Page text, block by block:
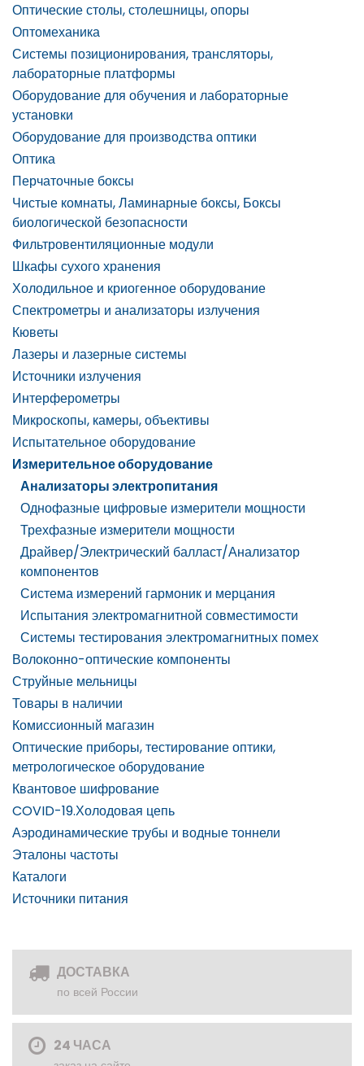
Оптические столы, столешницы, опоры
Оптомеханика
Системы позиционирования, трансляторы,
лабораторные платформы
Оборудование для обучения и лабораторные
установки
Оборудование для производства оптики
Оптика
Перчаточные боксы
Чистые комнаты, Ламинарные боксы, Боксы
биологической безопасности
Фильтровентиляционные модули
Шкафы сухого хранения
Холодильное и криогенное оборудование
Спектрометры и анализаторы излучения
Кюветы
Лазеры и лазерные системы
Источники излучения
Интерферометры
Микроскопы, камеры, объективы
Испытательное оборудование
Измерительное оборудование
Анализаторы электропитания
Однофазные цифровые измерители мощности
Трехфазные измерители мощности
Драйвер/Электрический балласт/Анализатор
компонентов
Система измерений гармоник и мерцания
Испытания электромагнитной совместимости
Системы тестирования электромагнитных помех
Волоконно-оптические компоненты
Струйные мельницы
Товары в наличии
Комиссионный магазин
Оптические приборы, тестирование оптики,
метрологическое оборудование
Квантовое шифрование
COVID-19.Холодовая цепь
Аэродинамические трубы и водные тоннели
Эталоны частоты
Каталоги
Источники питания
ДОСТАВКА
по всей России
24 ЧАСА